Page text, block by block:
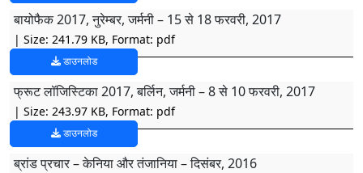
बायोफैक 2017, नुरेम्बर, जर्मनी – 15 से 18 फरवरी, 2017
| Size: 241.79 KB, Format: pdf
डाउनलोड
फ्रूट लॉजिस्टिका 2017, बर्लिन, जर्मनी – 8 से 10 फरवरी, 2017
| Size: 243.97 KB, Format: pdf
डाउनलोड
ब्रांड प्रचार – केनिया और तंजानिया – दिसंबर, 2016